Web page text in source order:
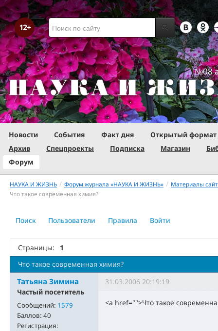
№08
Новости События Факт дня
Открытый формат
Архив
Спецпроекты Подписка Магазин
Форум
НАУКА И ЖИЗНЬ / Форум журнала «НАУКА И ЖИЗНЬ» / Материалы
Что такое современная химия?
Поиск Пользователи Правила Войти
Страницы:
1
Что такое современная химия?
Татьяна Зимина
Частый посетитель
Сообщений: 1579
Баллов: 40
Регистрация:
31.03.2006 20:19:19
<a href="">Что такое